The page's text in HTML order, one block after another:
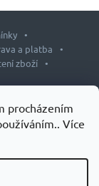
procházením
Více
a platba
zboží